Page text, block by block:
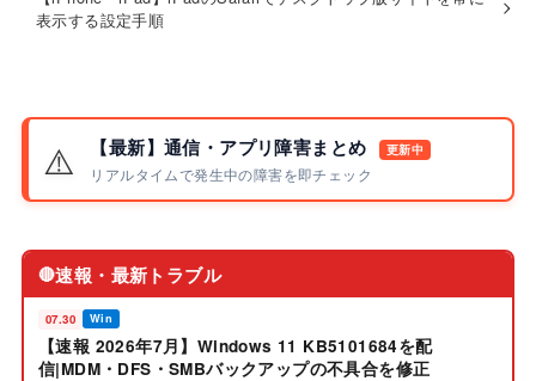
表示する設定手順
⚠️ 【最新】通信・アプリ障害まとめ 更新中
リアルタイムで発生中の障害を即チェック
🔴速報・最新トラブル
07.30 Win
【速報 2026年7月】Windows 11 KB5101684を配
信|MDM・DFS・SMBバックアップの不具合を修正